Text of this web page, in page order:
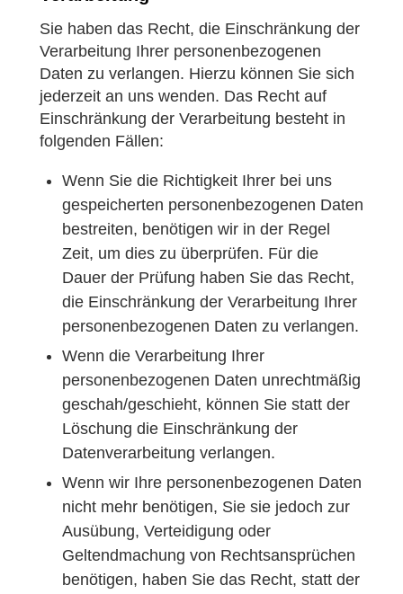
Sie haben das Recht, die Einschränkung der
Verarbeitung Ihrer personenbezogenen
Daten zu verlangen. Hierzu können Sie sich
jederzeit an uns wenden. Das Recht auf
Einschränkung der Verarbeitung besteht in
folgenden Fällen:
Wenn Sie die Richtigkeit Ihrer bei uns
gespeicherten personenbezogenen Daten
bestreiten, benötigen wir in der Regel
Zeit, um dies zu überprüfen. Für die
Dauer der Prüfung haben Sie das Recht,
die Einschränkung der Verarbeitung Ihrer
personenbezogenen Daten zu verlangen.
Wenn die Verarbeitung Ihrer
personenbezogenen Daten unrechtmäßig
geschah/geschieht, können Sie statt der
Löschung die Einschränkung der
Datenverarbeitung verlangen.
Wenn wir Ihre personenbezogenen Daten
nicht mehr benötigen, Sie sie jedoch zur
Ausübung, Verteidigung oder
Geltendmachung von Rechtsansprüchen
benötigen, haben Sie das Recht, statt der